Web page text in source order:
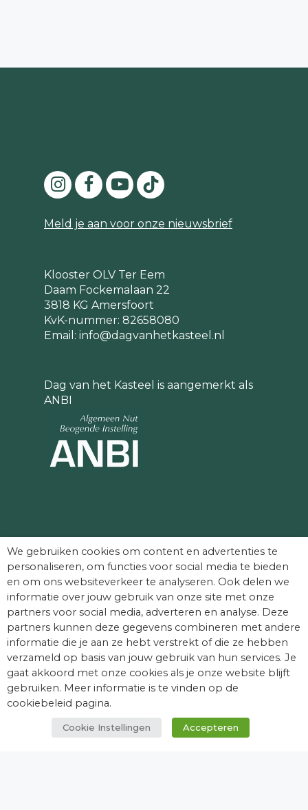
Meld je aan voor onze nieuwsbrief
Klooster OLV Ter Eem
Daam Fockemalaan 22
3818 KG Amersfoort
KvK-nummer: 82658080
Email: info@dagvanhetkasteel.nl
Dag van het Kasteel is aangemerkt als
ANBI
mogelijk maken:
We gebruiken cookies om content en advertenties te
personaliseren, om functies voor social media te bieden
en om ons websiteverkeer te analyseren. Ook delen we
informatie over jouw gebruik van onze site met onze
partners voor social media, adverteren en analyse. Deze
partners kunnen deze gegevens combineren met andere
informatie die je aan ze hebt verstrekt of die ze hebben
verzameld op basis van jouw gebruik van hun services. Je
gaat akkoord met onze cookies als je onze website blijft
gebruiken. Meer informatie is te vinden op de
cookiebeleid pagina.
Cookie Instellingen Accepteren